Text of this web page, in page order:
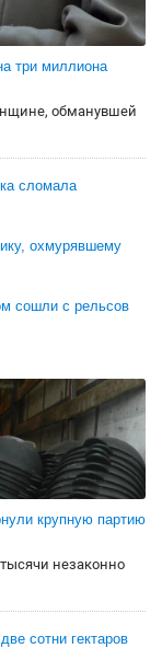
три миллиона
обманувшей
сломала
охмурявшему
сошли с рельсов
крупную партию
незаконно
сотни гектаров